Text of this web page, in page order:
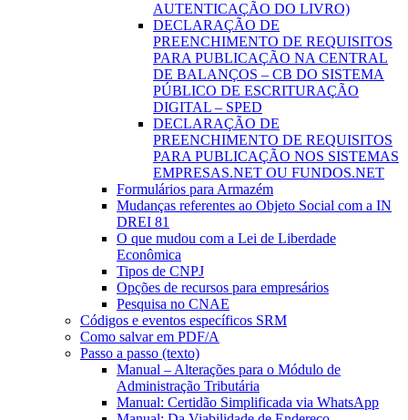
AUTENTICAÇÃO DO LIVRO)
DECLARAÇÃO DE
PREENCHIMENTO DE REQUISITOS
PARA PUBLICAÇÃO NA CENTRAL
DE BALANÇOS – CB DO SISTEMA
PÚBLICO DE ESCRITURAÇÃO
DIGITAL – SPED
DECLARAÇÃO DE
PREENCHIMENTO DE REQUISITOS
PARA PUBLICAÇÃO NOS SISTEMAS
EMPRESAS.NET OU FUNDOS.NET
Formulários para Armazém
Mudanças referentes ao Objeto Social com a IN
DREI 81
O que mudou com a Lei de Liberdade
Econômica
Tipos de CNPJ
Opções de recursos para empresários
Pesquisa no CNAE
Códigos e eventos específicos SRM
Como salvar em PDF/A
Passo a passo (texto)
Manual – Alterações para o Módulo de
Administração Tributária
Manual: Certidão Simplificada via WhatsApp